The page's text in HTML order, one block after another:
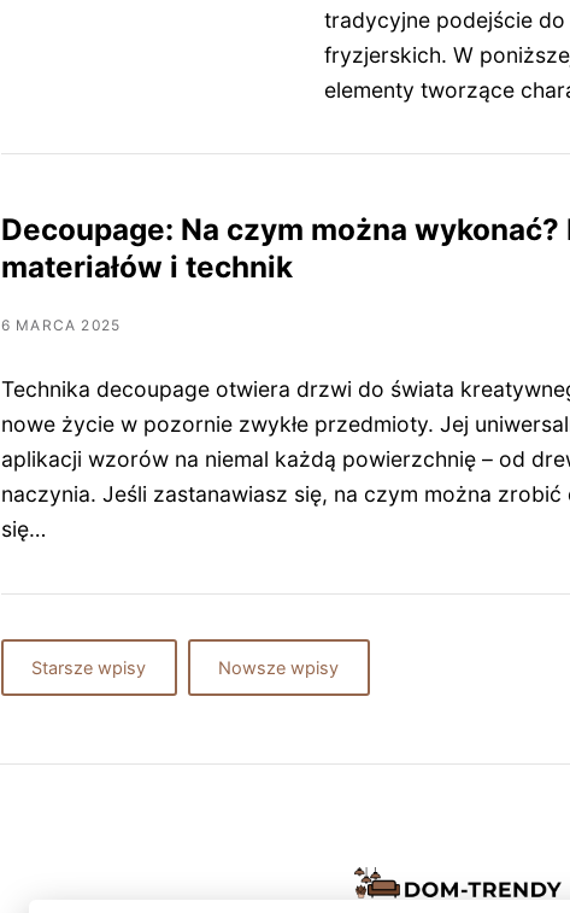
tradycyjne podejście
fryzjerskich. W
elementy tworzące
Decoupage: Na czym można
materiałów i technik
6 MARCA 2025
Technika decoupage otwiera drzwi do świata
nowe życie w pozornie zwykłe przedmioty. Jej
aplikacji wzorów na niemal każdą powierzchnię – od
naczynia. Jeśli zastanawiasz się, na czym można
się…
Starsze wpisy Nowsze wpisy